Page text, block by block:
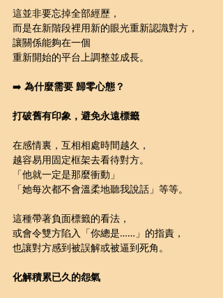
這並非要忘掉全部經歷，
而是在新階段裡用新的眼光重新認識對方，
讓關係能夠在一個
重新開始的平台上調整並成長。
➡️ 為什麼需要 歸零心態？
打破舊有印象，避免永遠標籤
在感情裏，互相相處時間越久，
越容易用固定框架去看待對方。
「他就一定是那麼衝動」
「她每次都不會溫柔地聽我說話」等等。
這種帶著負面標籤的看法，
或會令雙方陷入「你總是……」的指責，
也讓對方感到被誤解或被逼到死角。
化解積累已久的怨氣